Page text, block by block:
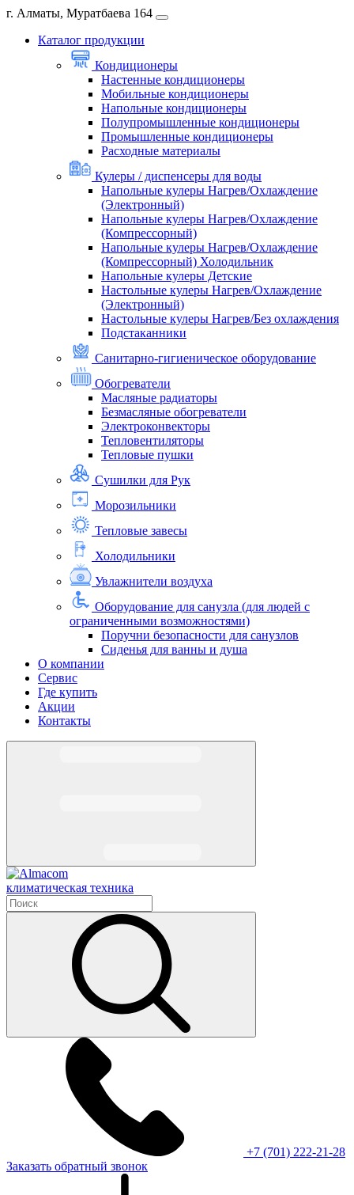
г. Алматы, Муратбаева 164
Каталог продукции
Кондиционеры
Настенные кондиционеры
Мобильные кондиционеры
Напольные кондиционеры
Полупромышленные кондиционеры
Промышленные кондиционеры
Расходные материалы
Кулеры / диспенсеры для воды
Напольные кулеры Нагрев/Охлаждение
(Электронный)
Напольные кулеры Нагрев/Охлаждение
(Компрессорный)
Напольные кулеры Нагрев/Охлаждение
(Компрессорный) Холодильник
Напольные кулеры Детские
Настольные кулеры Нагрев/Охлаждение
(Электронный)
Настольные кулеры Нагрев/Без охлаждения
Подстаканники
Санитарно-гигиеническое оборудование
Обогреватели
Масляные радиаторы
Безмасляные обогреватели
Электроконвекторы
Тепловентиляторы
Тепловые пушки
Сушилки для Рук
Морозильники
Тепловые завесы
Холодильники
Увлажнители воздуха
Оборудование для санузла (для людей с
ограниченными возможностями)
Поручни безопасности для санузлов
Сиденья для ванны и душа
О компании
Сервис
Где купить
Акции
Контакты
климатическая техника
+7 (701) 222-21-28
Заказать обратный звонок